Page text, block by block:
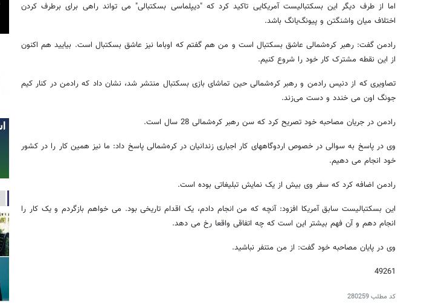
اما از طرف دیگر این بسکتبالیست آمریکایی تاکید کرد که "دیپلماسی بسکتبالی" می تواند راهی برای برطرف کردن
اختلاف میان واشنگتن و پیونگ‌یانگ باشد.
رادمن گفت: رهبر کره‌شمالی عاشق بسکتبال است و من هم گفتم که اوباما نیز عاشق بسکتبال است. بیایید هم اکنون
از این نقطه مشترک کار خود را شروع کنیم.
تصاویری که از دنیس رادمن و رهبر کره‌شمالی حین تماشای بازی بسکتبال منتشر شد، نشان داد که رادمن در کنار کیم
جونگ اون می خندد و دست می‌زند.
رادمن در جریان مصاحبه‌ خود تصریح کرد که سن رهبر کره‌شمالی 28 سال است.
وی در پاسخ به سوالی در خصوص اردوگاههای کار اجباری زندانیان در کره‌شمالی پاسخ داد: ما نیز همین کار را در کشور
خود انجام می دهیم.
رادمن اضافه کرد که سفر وی بیش از یک نمایش تبلیغاتی بوده است.
این بسکتبالیست سابق آمریکا افزود: آنچه که من انجام دادم، یک اقدام تاریخی بود. می خواهم بازگردم و یک کار را
انجام دهم و آن فهم بیشتر این است که چه اتفاقی واقعا رخ می دهد.
وی در پایان مصاحبه خود گفت: از من متنفر نباشید.
49261
کد مطلب280259